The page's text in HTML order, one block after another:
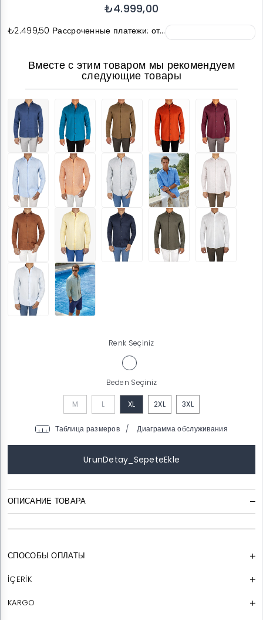
₺4.999,00
₺2.499,50 Рассроченные платежи: от…
Вместе с этим товаром мы рекомендуем
следующие товары
Renk Seçiniz
Beden Seçiniz
M L XL 2XL 3XL
/
ОПИСАНИЕ ТОВАРА
СПОСОБЫ ОПЛАТЫ
İÇERİK
KARGO